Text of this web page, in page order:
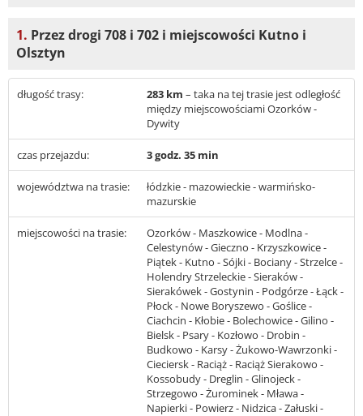
1. Przez drogi 708 i 702 i miejscowości Kutno i
Olsztyn
długość trasy: 283 km – taka na tej trasie jest odległość
między miejscowościami Ozorków -
Dywity
czas przejazdu: 3 godz. 35 min
województwa na trasie:
łódzkie - mazowieckie - warmińsko-
mazurskie
miejscowości na trasie:
Ozorków - Maszkowice - Modlna -
Celestynów - Gieczno - Krzyszkowice -
Piątek - Kutno - Sójki - Bociany - Strzelce -
Holendry Strzeleckie - Sieraków -
Sierakówek - Gostynin - Podgórze - Łąck -
Płock - Nowe Boryszewo - Goślice -
Ciachcin - Kłobie - Bolechowice - Gilino -
Bielsk - Psary - Kozłowo - Drobin -
Budkowo - Karsy - Żukowo-Wawrzonki -
Cieciersk - Raciąż - Raciąż Sierakowo -
Kossobudy - Dreglin - Glinojeck -
Strzegowo - Żurominek - Mława -
Napierki - Powierz - Nidzica - Załuski -